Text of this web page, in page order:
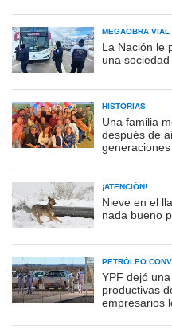
MEGAOBRA VIAL
La Nación le
una
HISTORIAS
Una familia
después de
generaciones
¡ATENCIÓN!
Nieve en el
nada bueno
PETRÓLEO
YPF dejó
productivas
empresarios